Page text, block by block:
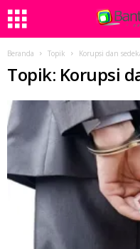
Beranda Topik Korupsi dan
Topik: Korupsi